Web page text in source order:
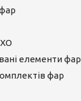
елементи фар
фар